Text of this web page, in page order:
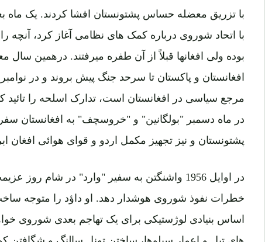
با اتحاد شوروی درباره کمک های نظامی آغاز کرد، آنچه
بوده ولی افغانها قبلاً از آن طفره میرفتند. درهمین
افغانستان و پاکستان تا سرحد جنگ پیش بروند و در
در ماه دسمبر "بولگانین" و "خروسچف" به افغانستان
پشتونستان و نیز تجهیز مکمل اردو و قوای هوائی افغان
در اوایل 1956 واشنگتن به سفیر "وارد" در شام روز
خطرات نفوذ شوروی هوشدار دهد. او داؤد را متوجه
اساس بنیادی لوژستیکی برای یک تهاجم بعدی شوروی
های تیل و اعمار سیلوها، ساختن تونل سالنگ و شگافتن